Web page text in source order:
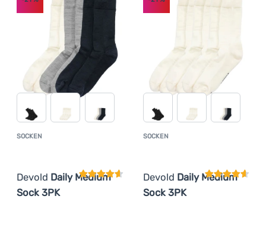
Kochen
Ultraleichte
Ausrüstung
Sport
Marken
Beratung
Wie wir Produkte einstufen
Bestseller
Höchster Rabatt
Leichteste
SOCKEN
Devold Daily Medium
Sock 3PK
KundenbewertungSOCKEN
Devold Daily Medium
Sock 3PK